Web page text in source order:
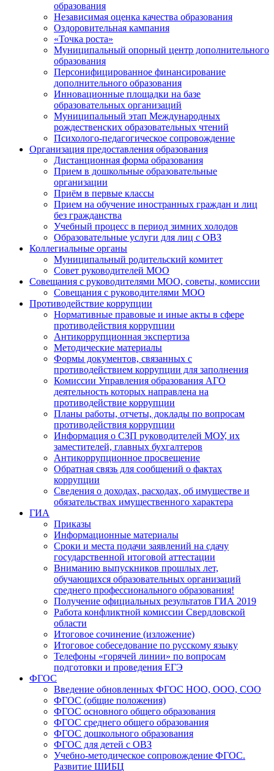
образования
Независимая оценка качества образования
Оздоровительная кампания
«Точка роста»
Муниципальный опорный центр дополнительного
образования
Персонифицированное финансирование
дополнительного образования
Инновационные площадки на базе
образовательных организаций
Муниципальный этап Международных
рождественских образовательных чтений
Психолого-педагогическое сопровождение
Организация предоставления образования
Дистанционная форма образования
Прием в дошкольные образовательные
организации
Приём в первые классы
Прием на обучение иностранных граждан и лиц
без гражданства
Учебный процесс в период зимних холодов
Образовательные услуги для лиц с ОВЗ
Коллегиальные органы
Муниципальный родительский комитет
Совет руководителей МОО
Совещания с руководителями МОО, советы, комиссии
Совещания с руководителями МОО
Противодействие коррупции
Нормативные правовые и иные акты в сфере
противодействия коррупции
Антикоррупционная экспертиза
Методические материалы
Формы документов, связанных с
противодействием коррупции для заполнения
Комиссии Управления образования АГО
деятельность которых направлена на
противодействие коррупции
Планы работы, отчеты, доклады по вопросам
противодействия коррупции
Информация о СЗП руководителей МОУ, их
заместителей, главных бухгалтеров
Антикоррупционное просвещение
Обратная связь для сообщений о фактах
коррупции
Сведения о доходах, расходах, об имуществе и
обязательствах имущественного характера
ГИА
Приказы
Информационные материалы
Сроки и места подачи заявлений на сдачу
государственной итоговой аттестации
Вниманию выпускников прошлых лет,
обучающихся образовательных организаций
среднего профессионального образования!
Получение официальных результатов ГИА 2019
Работа конфликтной комиссии Свердловской
области
Итоговое сочинение (изложение)
Итоговое собеседование по русскому языку
Телефоны «горячей линии» по вопросам
подготовки и проведения ЕГЭ
ФГОС
Введение обновленных ФГОС НОО, ООО, СОО
ФГОС (общие положения)
ФГОС основного общего образования
ФГОС среднего общего образования
ФГОС дошкольного образования
ФГОС для детей с ОВЗ
Учебно-методическое сопровождение ФГОС.
Развитие ШИБЦ